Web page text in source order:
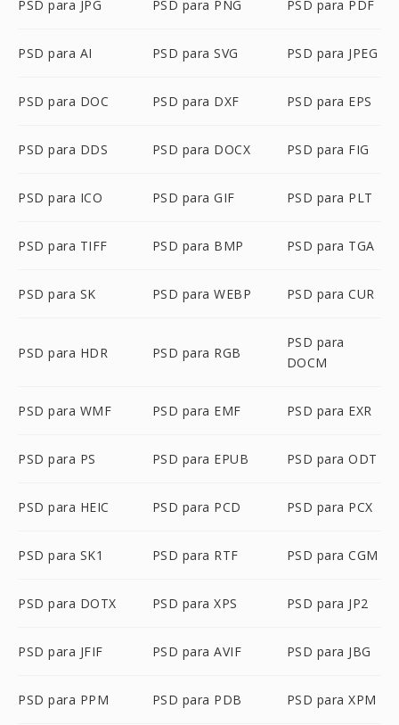
PSD para JPG PSD para PNG PSD para PDF
PSD para AI PSD para SVG PSD para JPEG
PSD para DOC PSD para DXF PSD para EPS
PSD para DDS PSD para DOCX PSD para FIG
PSD para ICO PSD para GIF PSD para PLT
PSD para TIFF PSD para BMP PSD para TGA
PSD para SK PSD para WEBP PSD para CUR
PSD para HDR PSD para RGB
PSD para
DOCM
PSD para WMF PSD para EMF PSD para EXR
PSD para PS PSD para EPUB PSD para ODT
PSD para HEIC PSD para PCD PSD para PCX
PSD para SK1 PSD para RTF PSD para CGM
PSD para DOTX PSD para XPS PSD para JP2
PSD para JFIF PSD para AVIF PSD para JBG
PSD para PPM PSD para PDB PSD para XPM